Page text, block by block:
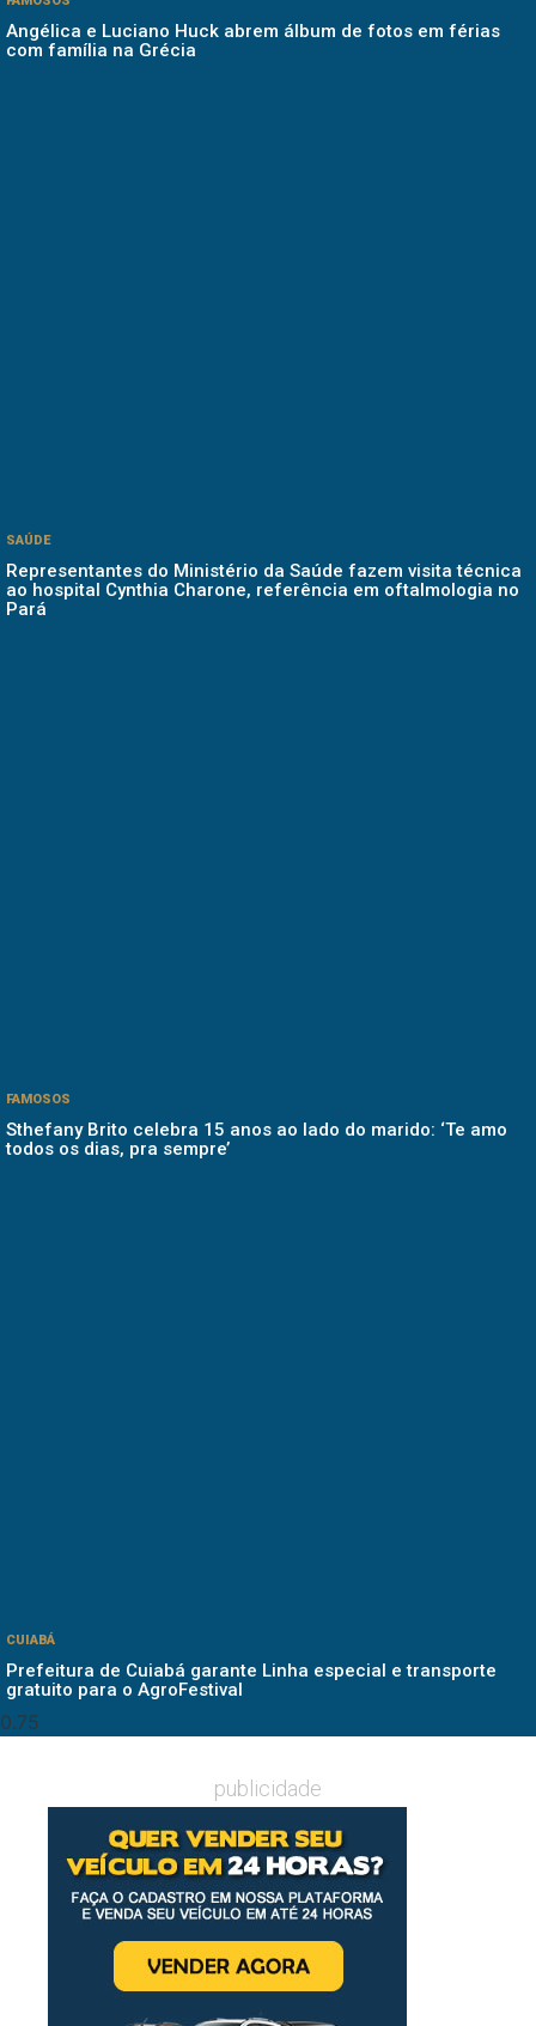
Angélica e Luciano Huck abrem álbum de fotos em férias
com família na Grécia
SAÚDE
Representantes do Ministério da Saúde fazem visita técnica
ao hospital Cynthia Charone, referência em oftalmologia no
Pará
FAMOSOS
Sthefany Brito celebra 15 anos ao lado do marido: ‘Te amo
todos os dias, pra sempre’
CUIABÁ
Prefeitura de Cuiabá garante Linha especial e transporte
gratuito para o AgroFestival
publicidade